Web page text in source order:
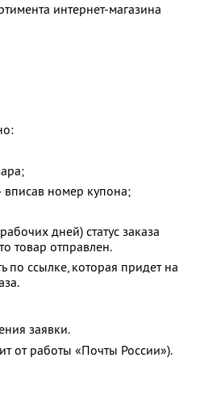
интернет-магазина
вписав номер купона;
дней) статус заказа
товар отправлен.
по ссылке, которая придет на
заявки.
от работы «Почты России»).